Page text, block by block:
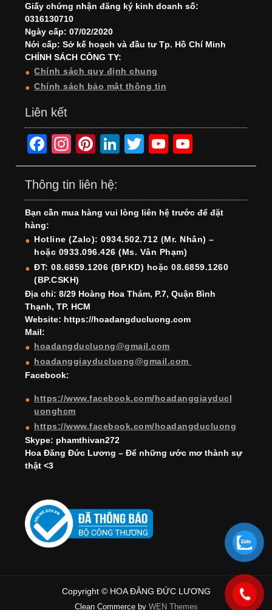
Giấy chứng nhận đăng ký kinh doanh số:
0316130710
Ngày cấp: 07/02/2020
Nới cấp: Sở kế hoạch và đầu tư Tp. Hồ Chí Minh
CHÍNH SÁCH CÔNG TY:
Chính sách quy định chung
Chính sách bảo mật thông tin
Liên kết
F
a
c
e
b
o
o
k
In
st
a
gr
a
m
Pi
nt
er
e
st
Li
n
e
dI
n
T
wi
er
Y
o
T
u
b
e
o
T
u
b
e
h
Thông tin liên hệ:
Bạn cần mua hàng vui lòng liên hệ trước để đặt
hàng:
Hotline (Zalo): 0934.502.712 (Mr. Nhân) –
hoặc 0933.096.426 (Ms. Vân Phạm)
ĐT: 08.6859.1206 (BP.KD) hoặc 08.6859.1260
(BP.CSKH)
Địa chỉ: 8/29 Hoàng Hoa Thám, P.7, Quận Bình
Thạnh, TP. HCM
Website: https://hoadangducluong.com
Mail:
hoadangducluong@gmail.com
hoadanggiayducluong@gmail.com
Facebook:
https://www.facebook.com/hoadanggiayducl
uonghcm
https://www.facebook.com/hoadangducluong
Skype: phamthivan272
Hoa Đăng Đức Lương – Để những ước mơ thành sự
thật <3
Copyright © HOA ĐĂNG ĐỨC LƯƠNG
Clean Commerce by WEN Themes